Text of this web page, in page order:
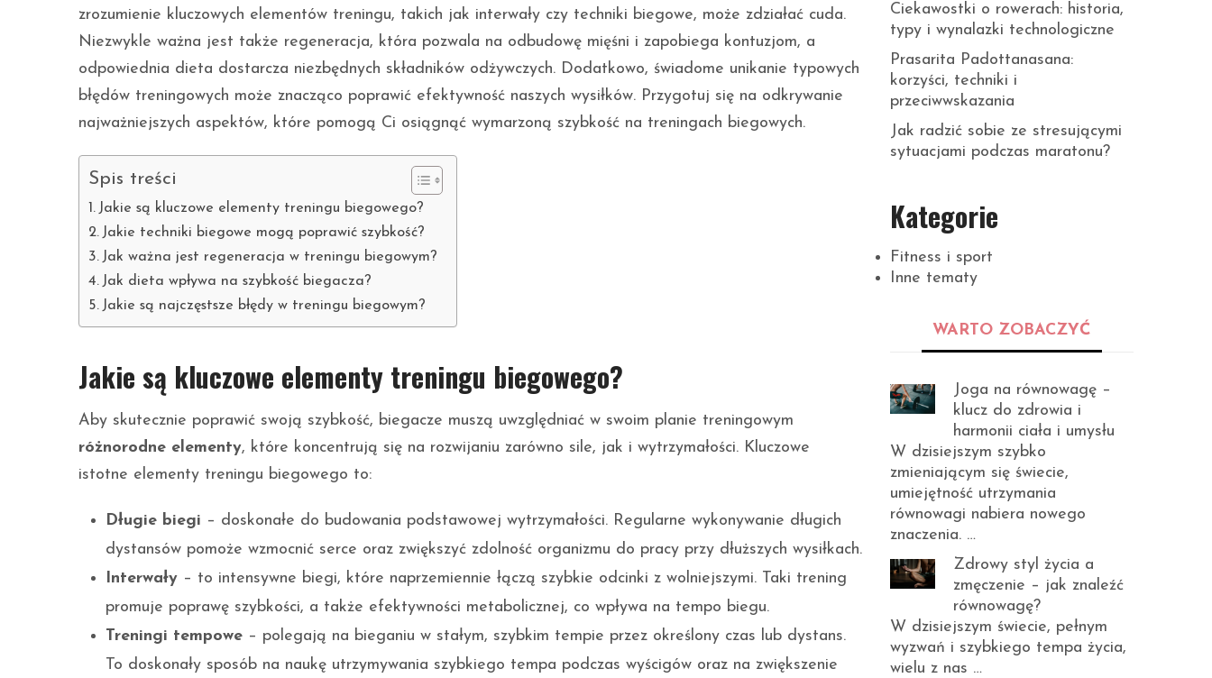
zrozumienie kluczowych elementów treningu, takich jak interwały czy techniki biegowe, może zdziałać cuda.
Niezwykle ważna jest także regeneracja, która pozwala na odbudowę mięśni i zapobiega kontuzjom, a
odpowiednia dieta dostarcza niezbędnych składników odżywczych. Dodatkowo, świadome unikanie typowych
błędów treningowych może znacząco poprawić efektywność naszych wysiłków. Przygotuj się na odkrywanie
najważniejszych aspektów, które pomogą Ci osiągnąć wymarzoną szybkość na treningach biegowych.
Spis treści
Jakie są kluczowe elementy treningu biegowego?
Jakie techniki biegowe mogą poprawić szybkość?
Jak ważna jest regeneracja w treningu biegowym?
Jak dieta wpływa na szybkość biegacza?
Jakie są najczęstsze błędy w treningu biegowym?
Jakie są kluczowe elementy treningu biegowego?
Aby skutecznie poprawić swoją szybkość, biegacze muszą uwzględniać w swoim planie treningowym
różnorodne elementy, które koncentrują się na rozwijaniu zarówno sile, jak i wytrzymałości. Kluczowe
istotne elementy treningu biegowego to:
Długie biegi – doskonałe do budowania podstawowej wytrzymałości. Regularne wykonywanie długich
dystansów pomoże wzmocnić serce oraz zwiększyć zdolność organizmu do pracy przy dłuższych wysiłkach.
Interwały – to intensywne biegi, które naprzemiennie łączą szybkie odcinki z wolniejszymi. Taki trening
promuje poprawę szybkości, a także efektywności metabolicznej, co wpływa na tempo biegu.
Treningi tempowe – polegają na bieganiu w stałym, szybkim tempie przez określony czas lub dystans.
To doskonały sposób na naukę utrzymywania szybkiego tempa podczas wyścigów oraz na zwiększenie
Ciekawostki o rowerach: historia,
typy i wynalazki technologiczne
Prasarita Padottanasana:
korzyści, techniki i
przeciwwskazania
Jak radzić sobie ze stresującymi
sytuacjami podczas maratonu?
Kategorie
Fitness i sport
Inne tematy
WARTO ZOBACZYĆ
Joga na równowagę –
klucz do zdrowia i
harmonii ciała i umysłu
W dzisiejszym szybko
zmieniającym się świecie,
umiejętność utrzymania
równowagi nabiera nowego
znaczenia. …
Zdrowy styl życia a
zmęczenie – jak znaleźć
równowagę?
W dzisiejszym świecie, pełnym
wyzwań i szybkiego tempa życia,
wielu z nas …